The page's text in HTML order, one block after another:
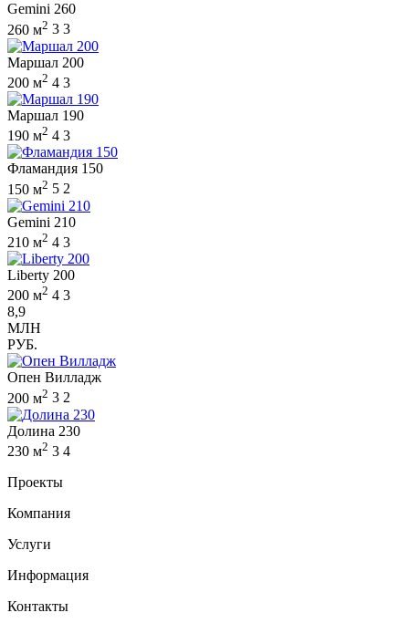
Gemini 260
260 м2 3 3
Маршал 200
200 м2 4 3
Маршал 190
190 м2 4 3
Фламандия 150
150 м2 5 2
Gemini 210
210 м2 4 3
Liberty 200
200 м2 4 3
8,9
МЛН
РУБ.
Опен Вилладж
200 м2 3 2
Долина 230
230 м2 3 4
Проекты
Компания
Услуги
Информация
Контакты